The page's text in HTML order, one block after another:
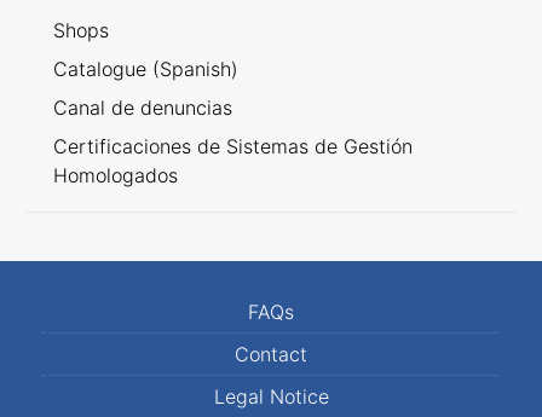
Shops
Catalogue (Spanish)
Canal de denuncias
Certificaciones de Sistemas de Gestión
Homologados
FAQs
Contact
Legal Notice